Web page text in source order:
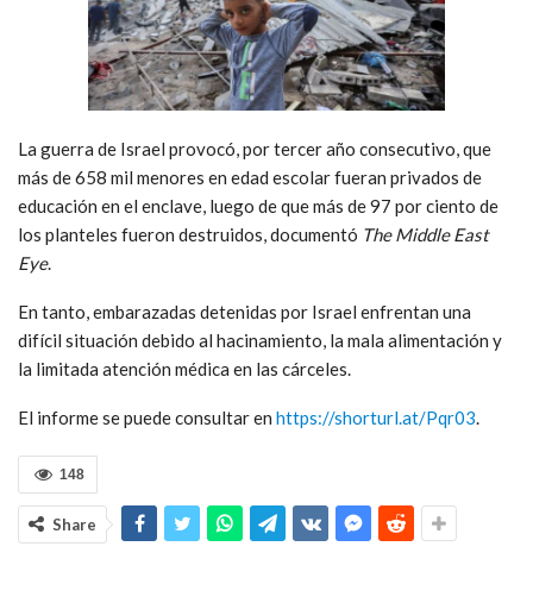
La guerra de Israel provocó, por tercer año consecutivo, que
más de 658 mil menores en edad escolar fueran privados de
educación en el enclave, luego de que más de 97 por ciento de
los planteles fueron destruidos, documentó The Middle East
Eye.
En tanto, embarazadas detenidas por Israel enfrentan una
difícil situación debido al hacinamiento, la mala alimentación y
la limitada atención médica en las cárceles.
El informe se puede consultar en https://shorturl.at/Pqr03.
148
Share